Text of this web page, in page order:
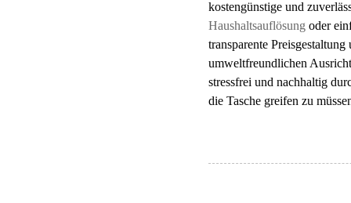
kostengünstige und
Haushaltsauflösung oder
transparente
umweltfreundlichen
stressfrei und nachhaltig
die Tasche greifen zu